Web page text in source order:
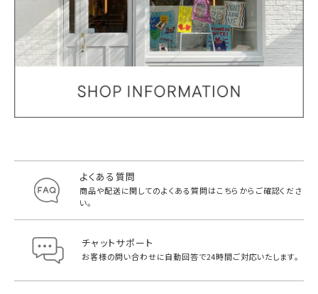
よくある質問
商品や配送に関してのよくある質問はこちらからご確認くださ
い。
チャットサポート
お客様の問い合わせに自動回答で24時間ご対応いたします。